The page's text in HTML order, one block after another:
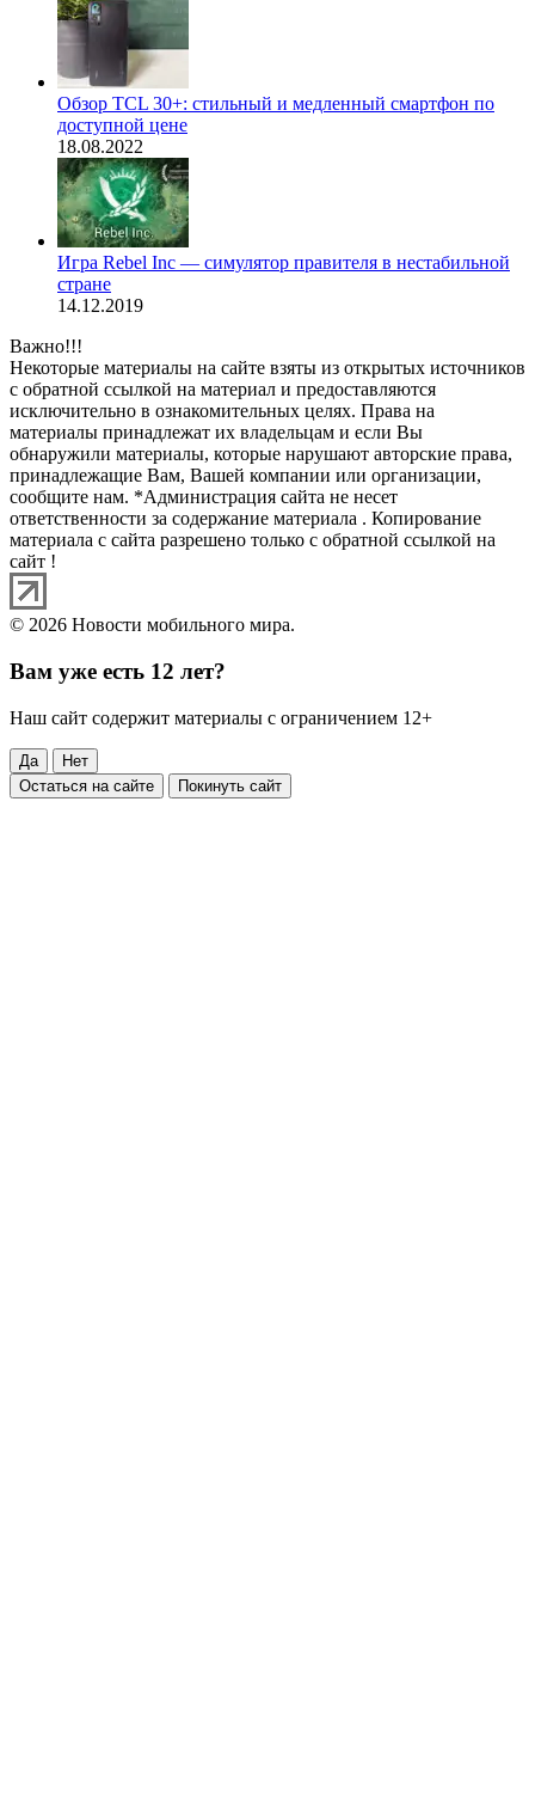
Обзор TCL 30+: стильный и медленный смартфон по
доступной цене
18.08.2022
Игра Rebel Inc — симулятор правителя в нестабильной
стране
14.12.2019
Важно!!!
Некоторые материалы на сайте взяты из открытых источников
с обратной ссылкой на материал и предоставляются
исключительно в ознакомительных целях. Права на
материалы принадлежат их владельцам и если Вы
обнаружили материалы, которые нарушают авторские права,
принадлежащие Вам, Вашей компании или организации,
сообщите нам. *Администрация сайта не несет
ответственности за содержание материала . Копирование
материала с сайта разрешено только с обратной ссылкой на
сайт !
© 2026 Новости мобильного мира.
Вам уже есть 12 лет?
Наш сайт содержит материалы с ограничением 12+
Да
Нет
Остаться на сайте
Покинуть сайт